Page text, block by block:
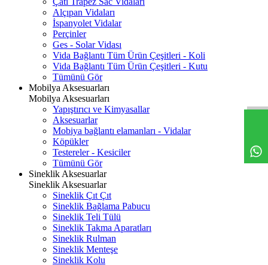
Alçıpan Vidaları
İspanyolet Vidalar
Perçinler
Ges - Solar Vidası
Vida Bağlantı Tüm Ürün Çeşitleri - Koli
Vida Bağlantı Tüm Ürün Çeşitleri - Kutu
Tümünü Gör
Mobilya Aksesuarları
Mobilya Aksesuarları
Yapıştırıcı ve Kimyasallar
Aksesuarlar
Mobiya bağlantı elamanları - Vidalar
Köpükler
Testereler - Kesiciler
Tümünü Gör
Sineklik Aksesuarlar
Sineklik Aksesuarlar
Sineklik Çıt Çıt
Sineklik Bağlama Pabucu
Sineklik Teli Tülü
Sineklik Takma Aparatları
Sineklik Rulman
Sineklik Menteşe
Sineklik Kolu